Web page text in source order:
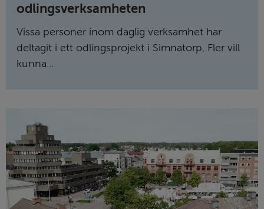
odlingsverksamheten
Vissa personer inom daglig verksamhet har
deltagit i ett odlingsprojekt i Simnatorp. Fler vill
kunna...